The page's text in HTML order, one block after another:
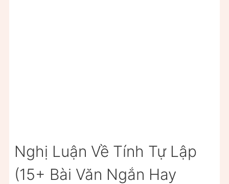
Nghị Luận Về Tính Tự Lập
(15+ Bài Văn Ngắn Hay